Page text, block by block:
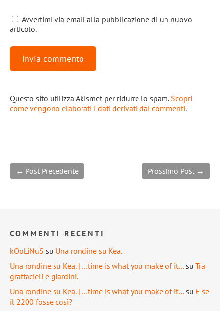
Avvertimi via email alla pubblicazione di un nuovo
articolo.
Questo sito utilizza Akismet per ridurre lo spam. Scopri
come vengono elaborati i dati derivati dai commenti.
Prossimo Post →
← Post Precedente
COMMENTI RECENTI
kOoLiNuS su Una rondine su Kea.
Una rondine su Kea. | …time is what you make of it… su Tra
grattacieli e giardini.
Una rondine su Kea. | …time is what you make of it… su E se
il 2200 fosse così?